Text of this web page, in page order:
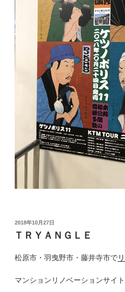
投
稿
日:
2018年10月27日
ＴＲＹＡＮＧＬＥ
松原市・羽曳野市・藤井寺市で
マンションリノベーションサイト